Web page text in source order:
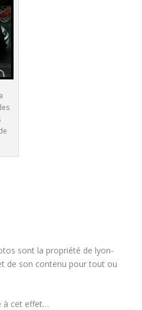
sont la propriété de lyon-
de son contenu pour tout ou
à cet effet…